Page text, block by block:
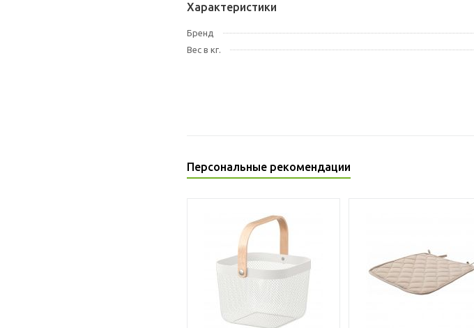
Характеристики
Бренд
Вес в кг.
Персональные рекомендации